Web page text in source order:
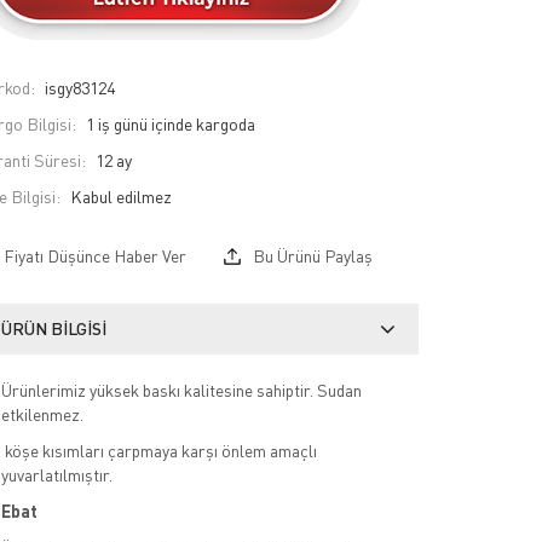
isgy83124
Bilgisi:
1 iş günü içinde kargoda
Süresi:
12 ay
Bilgisi:
Fiyatı Düşünce Haber Ver Bu Ürünü Paylaş
ÜRÜN BILGISI
Ürünlerimiz yüksek baskı kalitesine sahiptir. Sudan
etkilenmez.
köşe kısımları çarpmaya karşı önlem amaçlı
yuvarlatılmıştır.
Ebat